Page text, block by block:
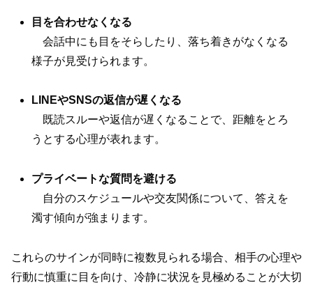
目を合わせなくなる
会話中にも目をそらしたり、落ち着きがなくなる
様子が見受けられます。
LINEやSNSの返信が遅くなる
既読スルーや返信が遅くなることで、距離をとろ
うとする心理が表れます。
プライベートな質問を避ける
自分のスケジュールや交友関係について、答えを
濁す傾向が強まります。
これらのサインが同時に複数見られる場合、相手の心理や
行動に慎重に目を向け、冷静に状況を見極めることが大切